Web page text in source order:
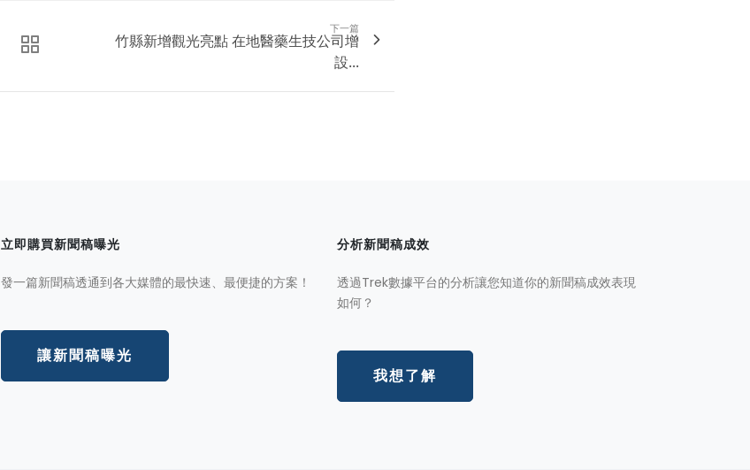
下一篇
竹縣新增觀光亮點 在地醫藥生技公司增
設...
立即購買新聞稿曝光
發一篇新聞稿透通到各大媒體的最快速、最便捷的方案！
讓新聞稿曝光
分析新聞稿成效
透過Trek數據平台的分析讓您知道你的新聞稿成效表現
如何？
我想了解